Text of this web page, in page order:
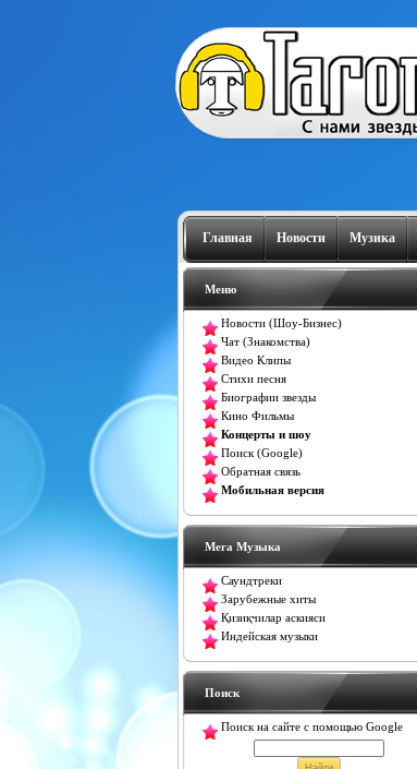
Главная Новости Музика
Меню
Новости (Шоу-Бизнес)
Чат (Знакомства)
Видео Клипы
Стихи песня
Биографии звезды
Кино Фильмы
Концерты и шоу
Поиск (Google)
Обратная связь
Мобильная версия
Мега Музыка
Саундтреки
Зарубежные хиты
Қизиқчилар аскияси
Индейская музыки
Поиск
Поиск на сайте с помощью Google